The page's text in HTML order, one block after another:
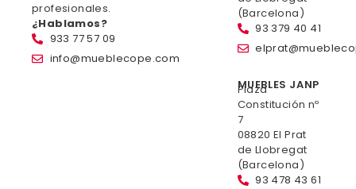
profesionales.
¿Hablamos?
933 77 57 09
info@mueblecope.com
(Barcelona)
93 379 40 41
MUEBLES JANP
Plaza
Constitución nº
7
08820 El Prat
de Llobregat
(Barcelona)
93 478 43 61